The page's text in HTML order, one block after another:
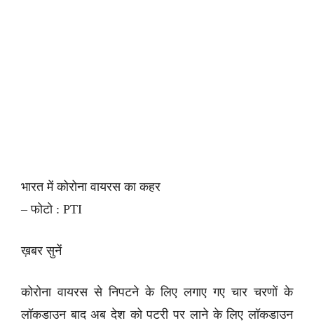
भारत में कोरोना वायरस का कहर
– फोटो : PTI
ख़बर सुनें
कोरोना वायरस से निपटने के लिए लगाए गए चार चरणों के
लॉकडाउन बाद अब देश को पटरी पर लाने के लिए लॉकडाउन